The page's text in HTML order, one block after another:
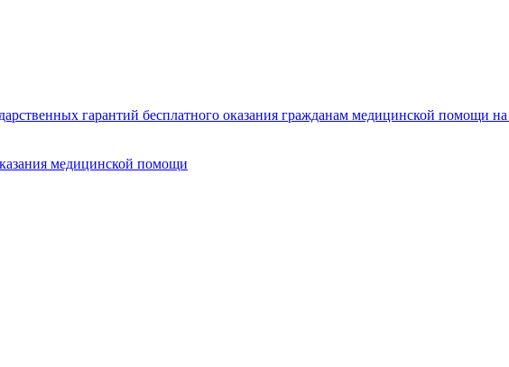
гарантий бесплатного оказания гражданам медицинской помощи
медицинской помощи